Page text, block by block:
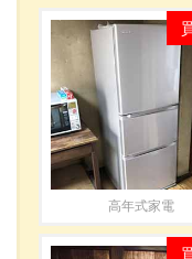
高年式家電